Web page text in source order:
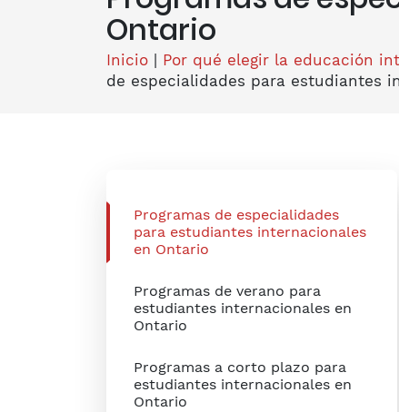
Ontario
Inicio Por qué elegir la educación
de especialidades para estudiantes
Programas de especialidades
para estudiantes internacionales
en Ontario
Programas de verano para
estudiantes internacionales en
Ontario
Programas a corto plazo para
estudiantes internacionales en
Ontario